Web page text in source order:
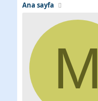
Ana sayfa
M